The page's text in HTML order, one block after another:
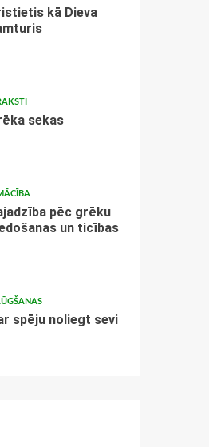
kā Dieva
sekas
pēc grēku
un ticības
spēju noliegt sevi